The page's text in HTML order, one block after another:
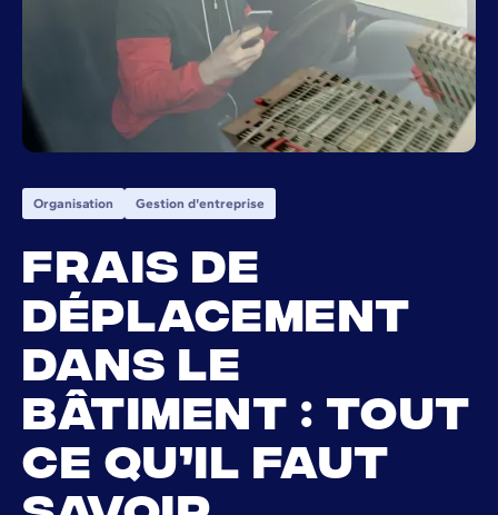
Organisation Gestion d'entreprise
Frais de
déplacement
dans le
bâtiment : tout
ce qu’il faut